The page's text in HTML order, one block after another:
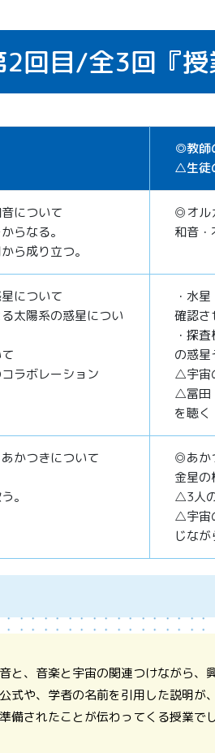
2回目/全3回 『
◎教師
△生徒
について
らなる。
ら成り立つ。
◎オル
和音・
について
太陽系の惑星につい
ラボレーション
・水
確認さ
・探
の惑
△宇宙
△冨田
を聴く
かつきについて
。
◎あか
金星の
△3人
△宇宙
じな
と、音楽と宇宙の関連つけながら
式や、学者の名前を引用した説明
備されたことが伝わってくる授業で